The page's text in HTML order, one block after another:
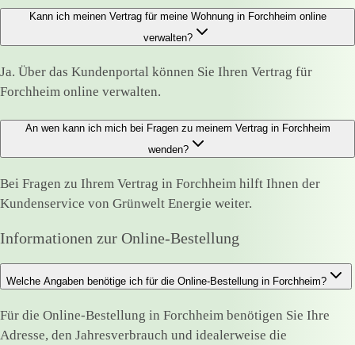
Kann ich meinen Vertrag für meine Wohnung in Forchheim online
verwalten?
Ja. Über das Kundenportal können Sie Ihren Vertrag für
Forchheim online verwalten.
An wen kann ich mich bei Fragen zu meinem Vertrag in Forchheim
wenden?
Bei Fragen zu Ihrem Vertrag in Forchheim hilft Ihnen der
Kundenservice von Grünwelt Energie weiter.
Informationen zur Online-Bestellung
Welche Angaben benötige ich für die Online-Bestellung in Forchheim?
Für die Online-Bestellung in Forchheim benötigen Sie Ihre
Adresse, den Jahresverbrauch und idealerweise die